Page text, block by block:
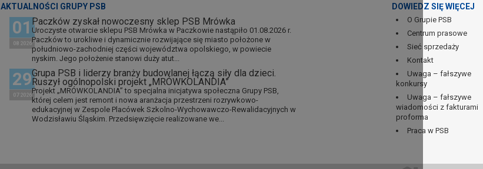
AKTUALNOŚCI GRUPY PSB
01
08 2026
Paczków zyskał nowoczesny sklep PSB Mrówka
Uroczyste otwarcie sklepu PSB Mrówka w Paczkowie nastąpiło 01.08.2026 r.
Paczków to urokliwe i dynamicznie rozwijające się miasto położone w
południowo-zachodniej części województwa opolskiego, w powiecie
nyskim. Jego położenie stanowi duży atut...
29
07 2026
Grupa PSB i liderzy branży budowlanej łączą siły dla dzieci.
Ruszył ogólnopolski projekt „MRÓWKOLANDIA”
Projekt „MRÓWKOLANDIA” to specjalna inicjatywa społeczna Grupy PSB,
której celem jest remont i nowa aranżacja przestrzeni rozrywkowo-
edukacyjnej w Zespole Placówek Szkolno-Wychowawczo-Rewalidacyjnych w
Wodzisławiu Śląskim. Przedsięwzięcie realizowane we...
DOWIEDZ SIĘ WIĘCEJ
O Grupie PSB
Centrum prasowe
Sieć sprzedaży
Kontakt
Uwaga – fałszywe
konkursy
Uwaga – fałszywe
wiadomości z fakturami
proforma
Praca w PSB